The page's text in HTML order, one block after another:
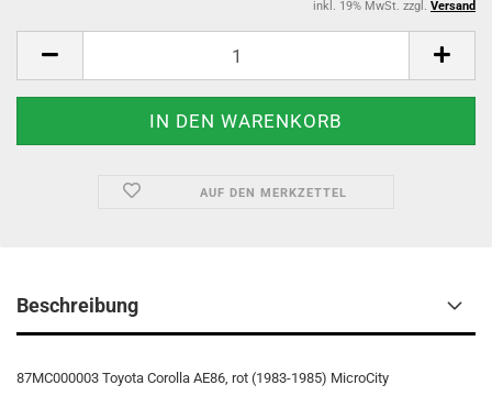
inkl. 19% MwSt. zzgl. Versand
AUF DEN MERKZETTEL
Beschreibung
87MC000003 Toyota Corolla AE86, rot (1983-1985) MicroCity